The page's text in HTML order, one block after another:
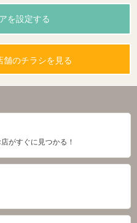
を設定する
舗のチラシを見る
がすぐに見つかる！